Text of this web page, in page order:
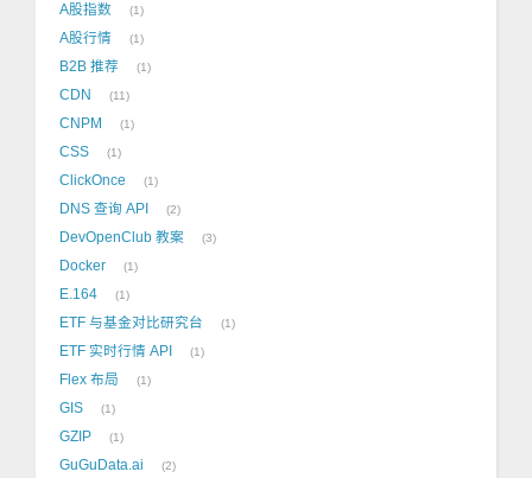
A股指数 1
A股行情 1
B2B 推荐 1
CDN 11
CNPM 1
CSS 1
ClickOnce 1
DNS 查询 API 2
DevOpenClub 教案 3
Docker 1
E.164 1
ETF 与基金对比研究台 1
ETF 实时行情 API 1
Flex 布局 1
GIS 1
GZIP 1
GuGuData.ai 2